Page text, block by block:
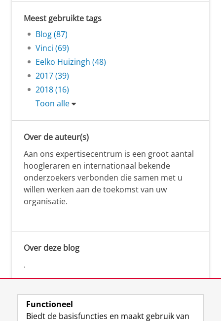
Meest gebruikte tags
Blog (87)
Vinci (69)
Eelko Huizingh (48)
2017 (39)
2018 (16)
Toon alle
Over de auteur(s)
Aan ons expertisecentrum is een groot aantal
hoogleraren en internationaal bekende
onderzoekers verbonden die samen met u
willen werken aan de toekomst van uw
organisatie.
Over deze blog
.
Functioneel
Biedt de basisfuncties en maakt gebruik van